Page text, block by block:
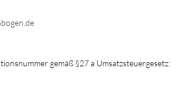
gemäß §27 a Umsatzsteuergesetz: